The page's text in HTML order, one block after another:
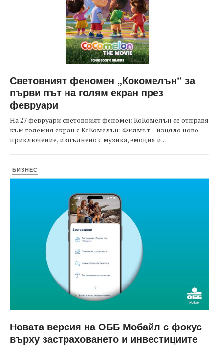
Световният феномен „Кокомелън“ за
първи път на голям екран през
февруари
На 27 февруари световният феномен КоКомелън се отправя
към големия екран с КоКомелън: Филмът – изцяло ново
приключение, изпълнено с музика, емоция и...
БИЗНЕС
Новата версия на ОББ Мобайл с фокус
върху застраховането и инвестициите